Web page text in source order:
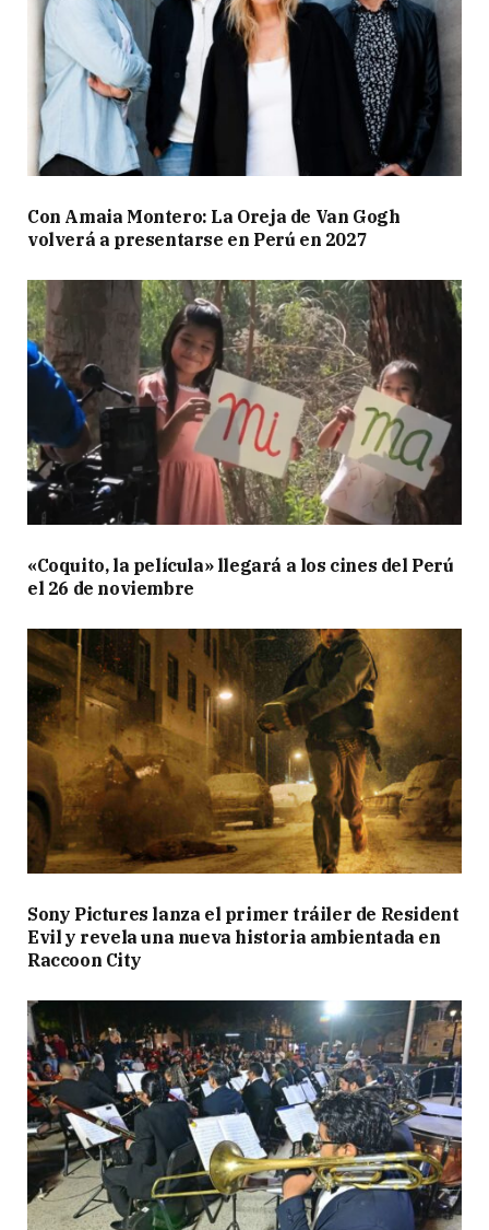
Con Amaia Montero: La Oreja de Van Gogh
volverá a presentarse en Perú en 2027
«Coquito, la película» llegará a los cines del Perú
el 26 de noviembre
Sony Pictures lanza el primer tráiler de Resident
Evil y revela una nueva historia ambientada en
Raccoon City